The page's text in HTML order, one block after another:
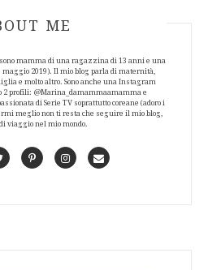
AUTHOR
ME
mamma di una ragazzina di 13 anni e una
2019). Il mio blog parla di maternità,
e molto altro. Sono anche una Instagram
2 profili: @Marina_damammaamamma e
di Serie TV soprattutto coreane (adoro i
meglio non ti resta che seguire il mio blog,
viaggio nel mio mondo.
TwitterPinterestInstagramContact